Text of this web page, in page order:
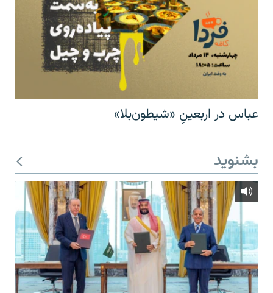
عباس در اربعینِ «شیطون‌بلا»
بشنوید